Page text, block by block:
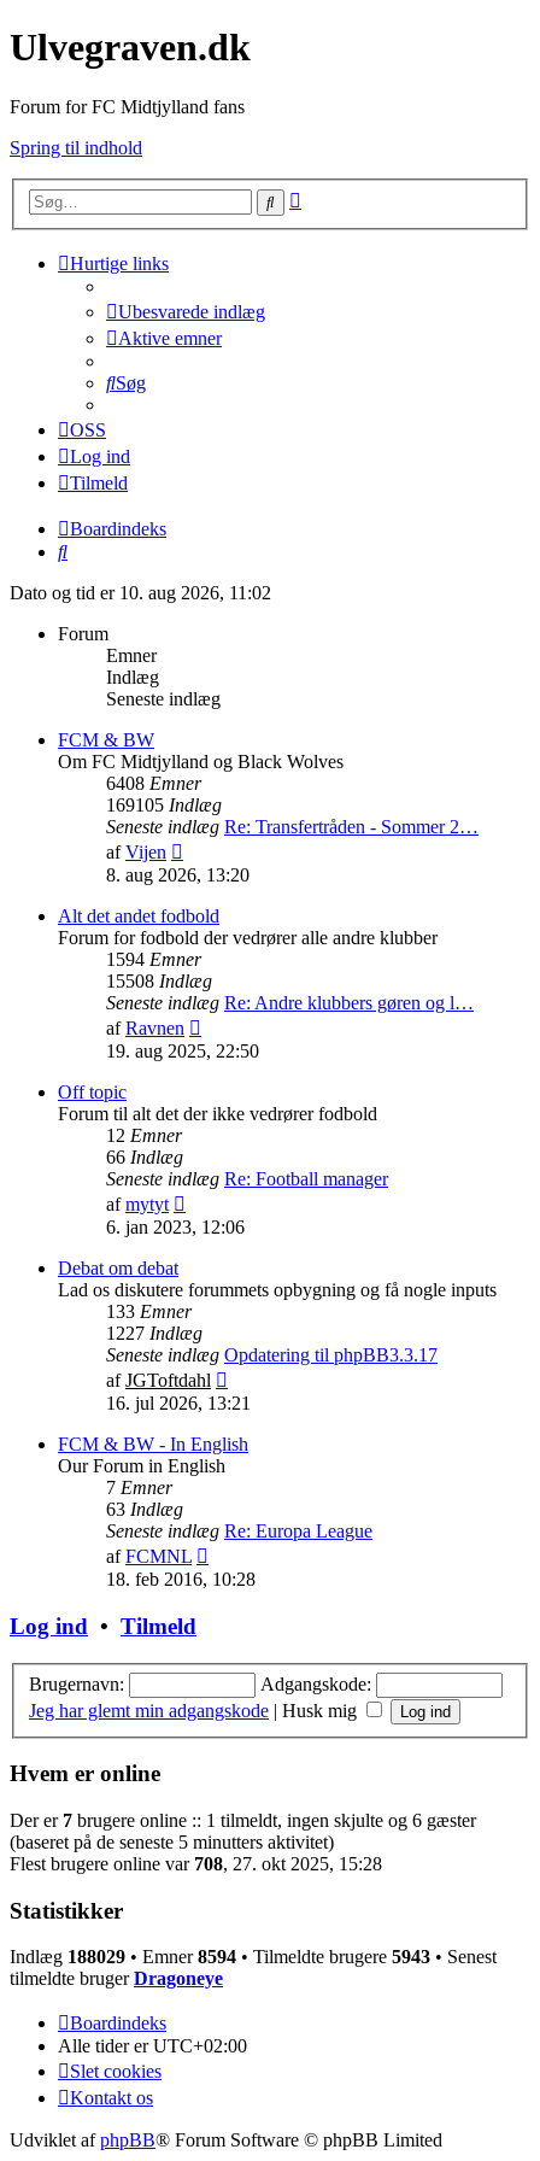
Ulvegraven.dk
Forum for FC Midtjylland fans
Spring til indhold
Søg
Hurtige links
Ubesvarede indlæg
Aktive emner
Søg
OSS
Log ind
Tilmeld
Boardindeks
Søg
Dato og tid er 10. aug 2026, 11:02
Forum
Emner
Indlæg
Seneste indlæg
FCM & BW
Om FC Midtjylland og Black Wolves
6408 Emner
169105 Indlæg
Seneste indlæg Re: Transfertråden - Sommer 2…
afVijen
det
indlæg
8. aug 2026, 13:20
Alt det andet fodbold
Forum for fodbold der vedrører alle andre klubber
1594 Emner
15508 Indlæg
Seneste indlæg Re: Andre klubbers gøren og l…
afRavnen
det
19. aug 2025, 22:50
Off topic
Forum til alt det der ikke vedrører fodbold
12 Emner
66 Indlæg
Seneste indlæg Re: Football manager
afmytyt
det
6. jan 2023, 12:06
Debat om debat
Lad os diskutere forummets opbygning og få nogle inputs
133 Emner
1227 Indlæg
Seneste indlæg Opdatering til phpBB3.3.17
afJGToftdahl
det
indlæg
16. jul 2026, 13:21
FCM & BW - In English
Our Forum in English
7 Emner
63 Indlæg
Seneste indlæg Re: Europa League
afFCMNL
det
18. feb 2016, 10:28
Log ind • Tilmeld
Brugernavn:
Adgangskode:
Jeg har glemt min adgangskode | Husk mig
Hvem er online
Der er 7 brugere online :: 1 tilmeldt, ingen skjulte og 6 gæster
(baseret på de seneste 5 minutters aktivitet)
Flest brugere online var 708, 27. okt 2025, 15:28
Statistikker
Indlæg 188029 • Emner8594 • Tilmeldte brugere 5943 • Senest
tilmeldte brugerDragoneye
Boardindeks
Alle tider erUTC+02:00
Slet cookies
Kontakt os
Udviklet afphpBB® Forum Software © phpBB Limited